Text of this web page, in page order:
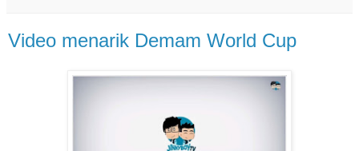
Video menarik Demam World Cup